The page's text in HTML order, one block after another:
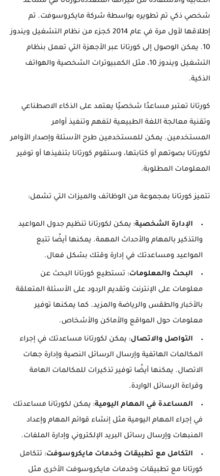
شخصي ذكي تم تطويره بواسطة شركة مايكروسوفت. تم
إطلاقها لأول مرة في عام 2014 كجزء من نظام التشغيل ويندوز
10. يمكن الوصول إلى كورتانا عبر الأجهزة التي تعمل بنظام
التشغيل ويندوز 10، مثل الكمبيوترات الشخصية والهواتف
الذكية.
كورتانا تعتبر مساعدًا شخصيًا يعتمد على الذكاء الاصطناعي
وتقنية معالجة اللغة الطبيعية لتفهم وتنفيذ أوامر
المستخدمين. يمكن للمستخدمين طرح الأسئلة وإصدار الأوامر
لكورتانا بصوتهم أو كتابتها، وستقوم كورتانا بتنفيذها أو توفير
المعلومات المطلوبة.
تتميز كورتانا بمجموعة من الوظائف والميزات التي تشمل:
الإدارة الشخصية: يمكن لكورتانا تنظيم جدول المواعيد
والتذكير بالمهام والأحداث المهمة. يمكنها أيضًا تتبع
المواعيد ومساعدتك في إدارة وقتك بشكل فعال.
البحث والمعلومات: تستطيع كورتانا البحث عن
معلومات على الإنترنت وتقديم الردود على الأسئلة المتعلقة
بالأخبار والطقس والرياضة والمزيد. كما يمكنها توفير
معلومات حول المواقع والأماكن والأشخاص.
التواصل والاتصال: يمكن لكورتانا مساعدتك في إجراء
المكالمات الهاتفية وإرسال الرسائل النصية وإدارة جهات
الاتصال. يمكنها أيضًا توفير تذكيرات للمكالمات الهامة
وقراءة الرسائل الواردة.
المساعدة في المهام اليومية: يمكن لكورتانا مساعدتك
في إجراء المهام اليومية مثل إنشاء قوائم المهام وإعداد
المنبهات وإرسال رسائل البريد الإلكتروني وإدارة الملفات.
التكامل مع تطبيقات وخدمات مايكروسوفت: تتكامل
كورتانا مع تطبيقات وخدمات مايكروسوفت الأخرى مثل